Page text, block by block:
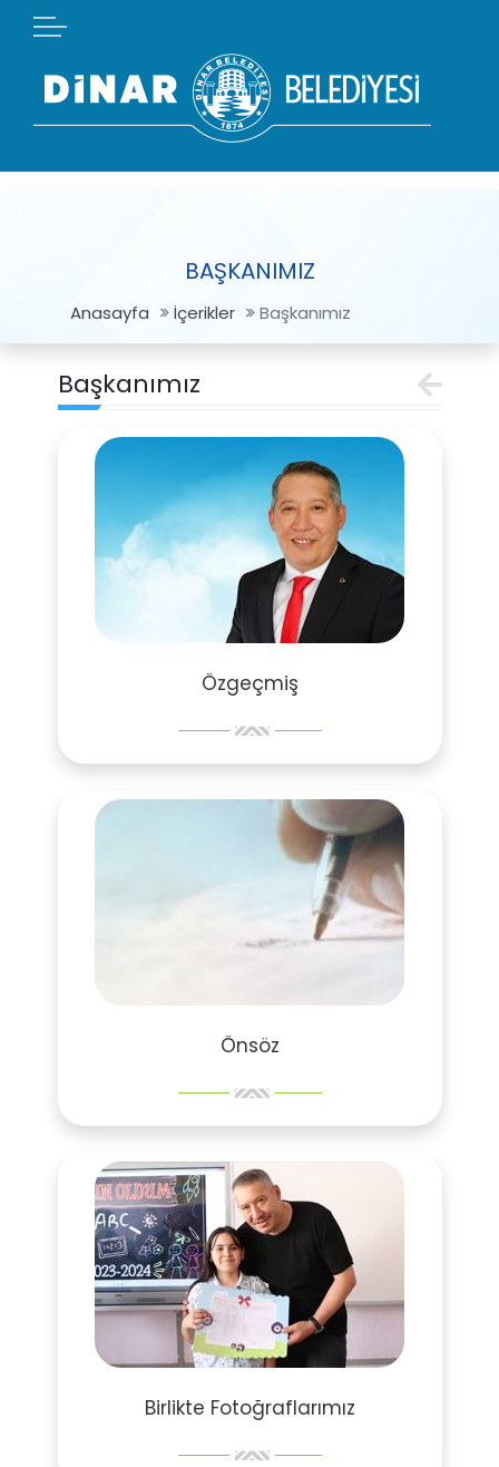
BAŞKANIMIZ
Anasayfa İçerikler Başkanımız
Başkanımız
Özgeçmiş
Önsöz
Birlikte Fotoğraflarımız